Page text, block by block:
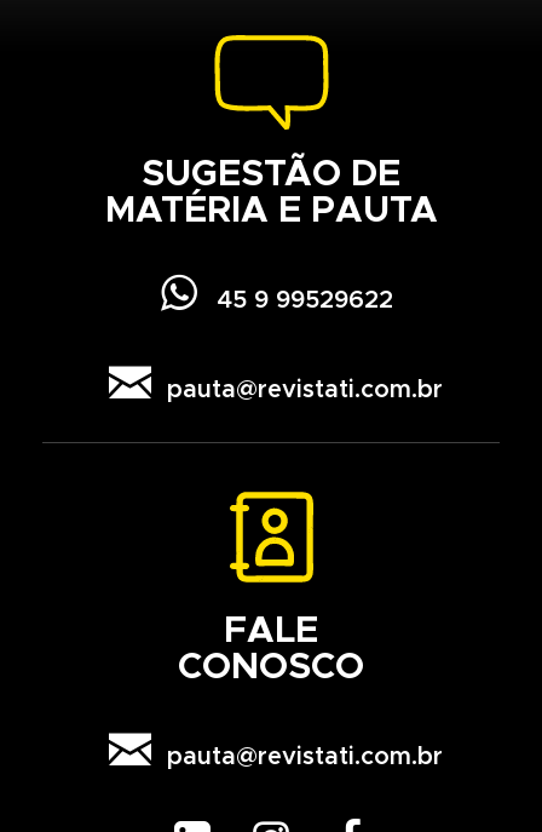
SUGESTÃO DE
MATÉRIA E PAUTA
 45 9 99529622
 pauta@revistati.com.br
FALE
CONOSCO
 pauta@revistati.com.br